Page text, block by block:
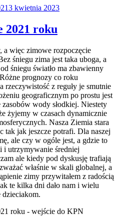
3 kwietnia 2023
2021 roku
więc zimowe rozpoczęcie
śniegu zima jest taka uboga, a
śniegu światło ma zbawienny
prognozy co roku
rzeczywistość z reguły je smutnie
geograficznym po prostu jest
wody słodkiej. Niestety
żyjemy w czasach dynamicznie
Nasza Ziemia stara
tak jak jeszcze potrafi. Dla naszej
ale czy w ogóle jest, a gdzie to
i utrzymywanie średniej
ale kiedy pod dyskusję trafiają
właśnie w skali globalnej, a
zimy przywitałem z radością
te kilka dni dało nam i wielu
dzieciakom.